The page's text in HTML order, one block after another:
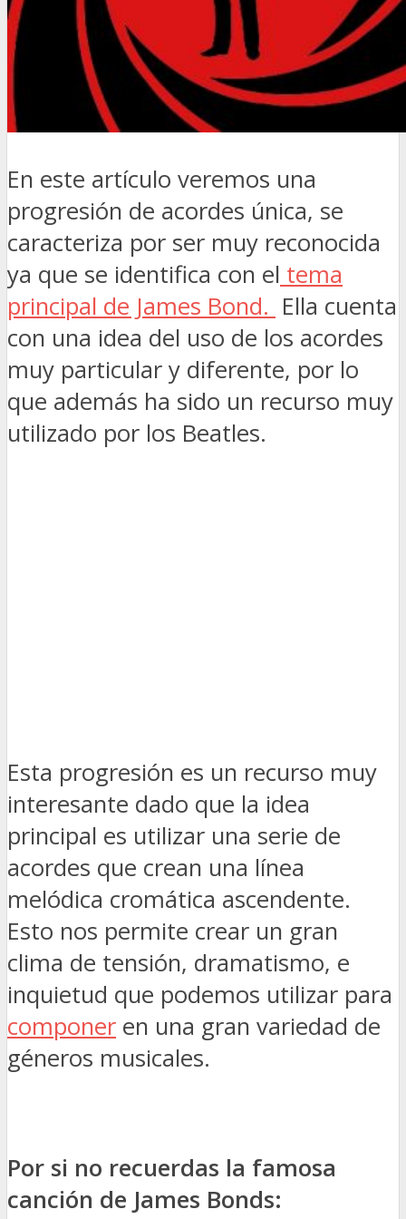
En este artículo veremos una
progresión de acordes única, se
caracteriza por ser muy reconocida
ya que se identifica con el tema
principal de James Bond. Ella cuenta
con una idea del uso de los acordes
muy particular y diferente, por lo
que además ha sido un recurso muy
utilizado por los Beatles.
Esta progresión es un recurso muy
interesante dado que la idea
principal es utilizar una serie de
acordes que crean una línea
melódica cromática ascendente.
Esto nos permite crear un gran
clima de tensión, dramatismo, e
inquietud que podemos utilizar para
componer en una gran variedad de
géneros musicales.
Por si no recuerdas la famosa
canción de James Bonds: